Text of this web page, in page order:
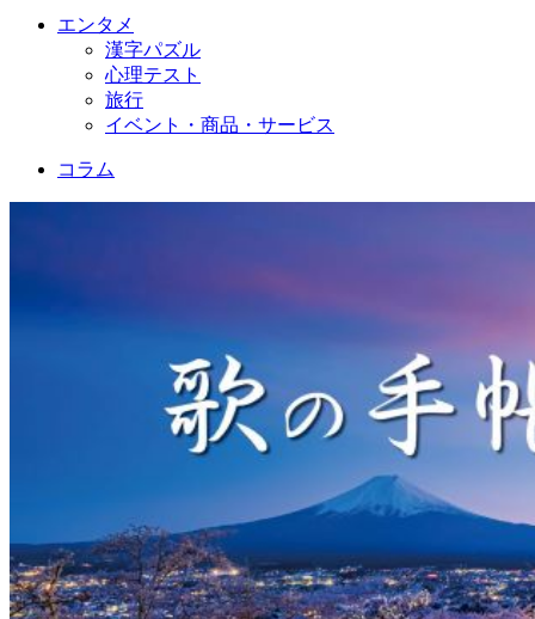
エンタメ
漢字パズル
心理テスト
旅行
イベント・商品・サービス
コラム